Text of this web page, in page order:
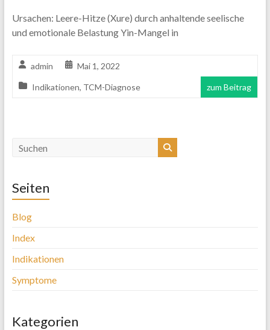
Ursachen: Leere-Hitze (Xure) durch anhaltende seelische
und emotionale Belastung Yin-Mangel in
admin Mai 1, 2022
Indikationen, TCM-Diagnose zum Beitrag
Seiten
Blog
Index
Indikationen
Symptome
Kategorien